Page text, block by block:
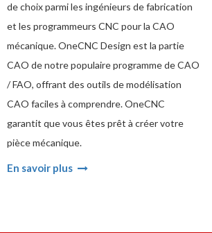
de choix parmi les ingénieurs de fabrication
et les programmeurs CNC pour la CAO
mécanique. OneCNC Design est la partie
CAO de notre populaire programme de CAO
/ FAO, offrant des outils de modélisation
CAO faciles à comprendre. OneCNC
garantit que vous êtes prêt à créer votre
pièce mécanique.
En savoir plus